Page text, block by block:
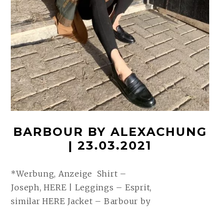
BARBOUR BY ALEXACHUNG
| 23.03.2021
*Werbung, Anzeige Shirt –
Joseph, HERE | Leggings – Esprit,
similar HERE Jacket – Barbour by